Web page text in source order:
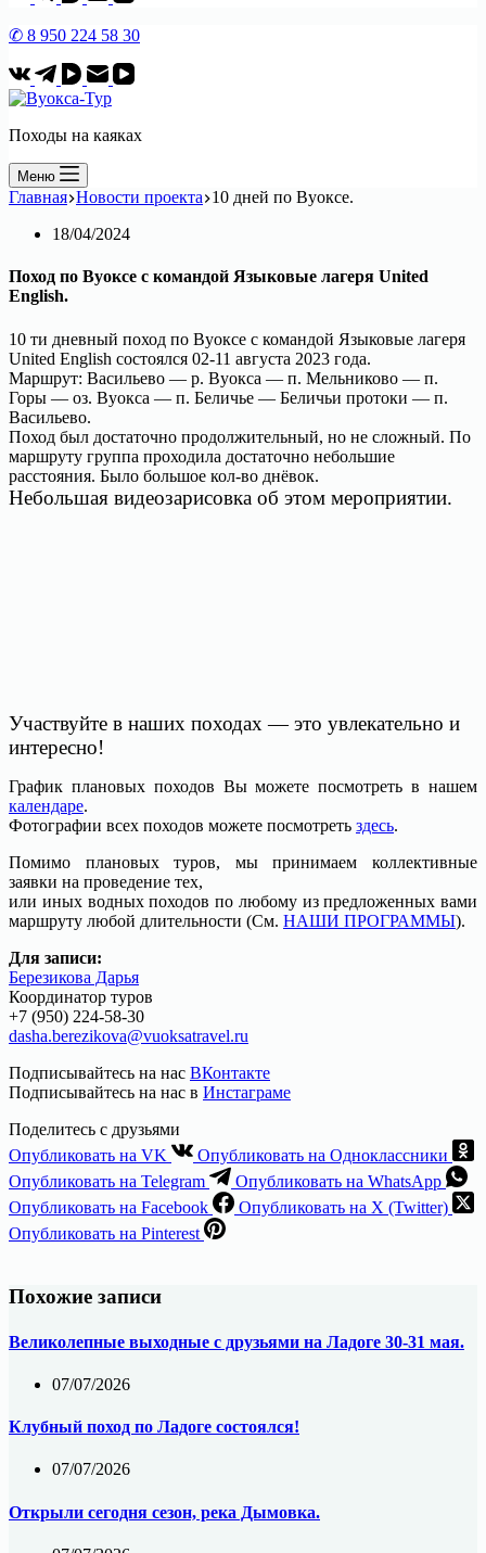
✆ 8 950 224 58 30
Походы на каяках
Меню
Главная Новости проекта 10 дней по Вуоксе.
18/04/2024
Поход по Вуоксе с командой Языковые лагеря United
English.
10 ти дневный поход по Вуоксе с командой Языковые лагеря
United English состоялся 02-11 августа 2023 года.
Маршрут: Васильево — р. Вуокса — п. Мельниково — п.
Горы — оз. Вуокса — п. Беличье — Беличьи протоки — п.
Васильево.
Поход был достаточно продолжительный, но не сложный. По
маршруту группа проходила достаточно небольшие
расстояния. Было большое кол-во днёвок.
Небольшая видеозарисовка об этом мероприятии.
Участвуйте в наших походах — это увлекательно и
интересно!
График плановых походов Вы можете посмотреть в нашем
календаре.
Фотографии всех походов можете посмотреть здесь.
Помимо плановых туров, мы принимаем коллективные
заявки на проведение тех,
или иных водных походов по любому из предложенных вами
маршруту любой длительности (См. НАШИ ПРОГРАММЫ).
Для записи:
Березикова Дарья
Координатор туров
+7 (950) 224-58-30
dasha.berezikova@vuoksatravel.ru
Подписывайтесь на нас ВКонтакте
Подписывайтесь на нас в Инстаграме
Поделитесь с друзьями
Опубликовать на VK
Опубликовать на Одноклассники
Опубликовать на Telegram
Опубликовать на WhatsApp
Опубликовать на Facebook
Опубликовать на X (Twitter)
Опубликовать на Pinterest
Похожие записи
Великолепные выходные с друзьями на Ладоге 30-31 мая.
07/07/2026
Клубный поход по Ладоге состоялся!
07/07/2026
Открыли сегодня сезон, река Дымовка.